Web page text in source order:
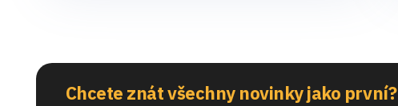
Chcete znát všechny novinky jako první?